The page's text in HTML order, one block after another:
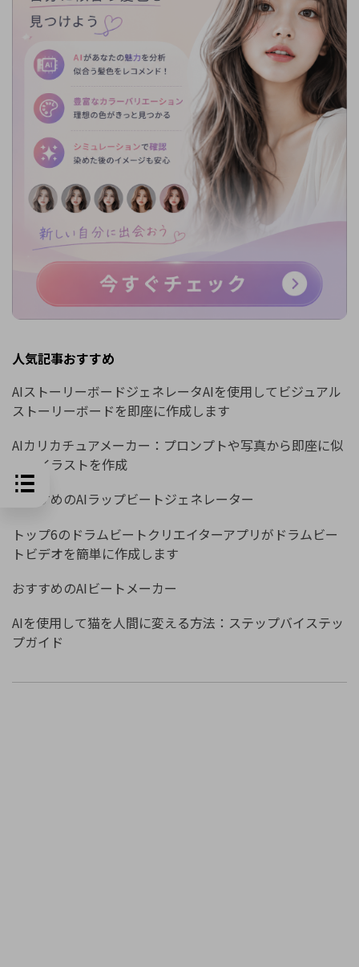
人気記事おすすめ
AIストーリーボードジェネレータAIを使用してビジュアル
ストーリーボードを即座に作成します
AIカリカチュアメーカー：プロンプトや写真から即座に似
顔絵イラストを作成
おすすめのAIラップビートジェネレーター
トップ6のドラムビートクリエイターアプリがドラムビー
トビデオを簡単に作成します
おすすめのAIビートメーカー
AIを使用して猫を人間に変える方法：ステップバイステッ
プガイド